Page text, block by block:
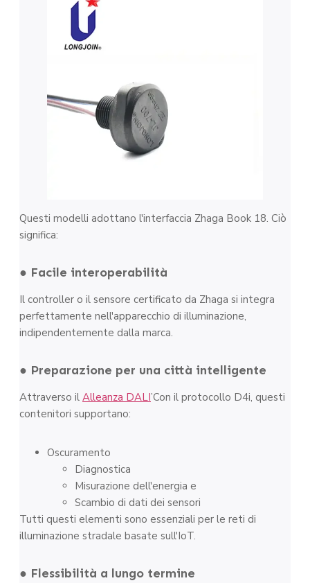
Questi modelli adottano l'interfaccia Zhaga Book 18. Ciò
significa:
● Facile interoperabilità
Il controller o il sensore certificato da Zhaga si integra
perfettamente nell'apparecchio di illuminazione,
indipendentemente dalla marca.
● Preparazione per una città intelligente
Attraverso il Alleanza DALI’Con il protocollo D4i, questi
contenitori supportano:
Oscuramento
Diagnostica
Misurazione dell'energia e
Scambio di dati dei sensori
Tutti questi elementi sono essenziali per le reti di
illuminazione stradale basate sull'IoT.
● Flessibilità a lungo termine